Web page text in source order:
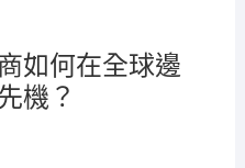
如何在全球邊
機？